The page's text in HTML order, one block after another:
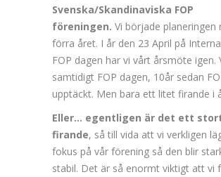
Svenska/Skandinaviska FOP
föreningen. Vi började planeringen
förra året. I år den 23 April på
FOP dagen har vi vårt årsmöte igen.
samtidigt FOP dagen, 10år sedan
upptäckt. Men bara ett litet firande i
Eller… egentligen är det ett
firande, så till vida att vi verkligen
fokus på vår förening så den blir
stabil. Det är så enormt viktigt att vi